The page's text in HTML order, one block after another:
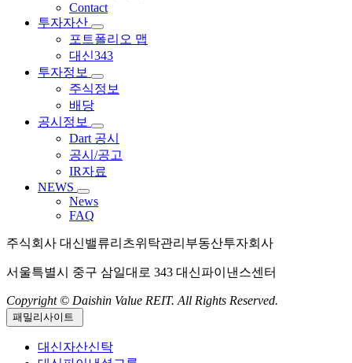
Contact
투자자산
포트폴리오 맵
대신343
투자정보
주식정보
배당
공시정보
Dart 공시
공시/공고
IR자료
NEWS
News
FAQ
주식회사 대신밸류리츠위탁관리부동산투자회사
서울특별시 중구 삼일대로 343 대신파이낸스센터
Copyright © Daishin Value REIT. All Rights Reserved.
패밀리사이트
대신자산신탁